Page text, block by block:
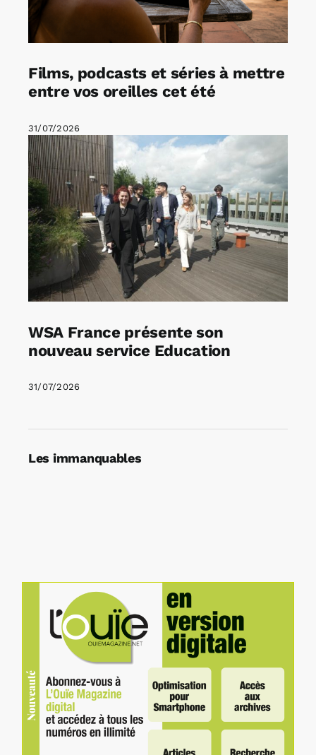
Films, podcasts et séries à mettre
entre vos oreilles cet été
31/07/2026
WSA France présente son
nouveau service Education
31/07/2026
Les immanquables